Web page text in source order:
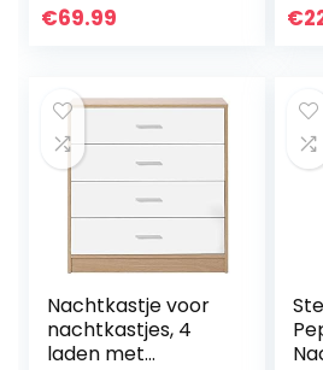
Woonkamer,
€69.99 €
Nachtkastje voor
nachtkastjes, 4
laden met